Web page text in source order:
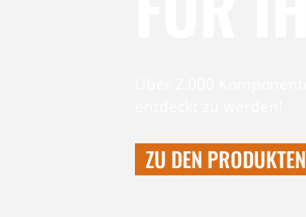
ZU DEN PRODUKTEN